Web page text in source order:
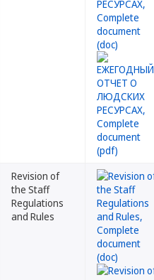
Revision of
the Staff
Regulations
and Rules